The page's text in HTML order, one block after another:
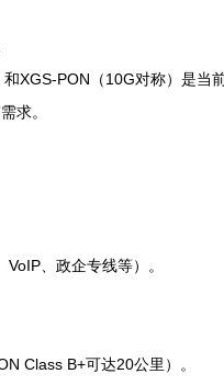
XGS-PON（10G对称）是当前
求。
、政企专线等）。
Class B+可达20公里）。